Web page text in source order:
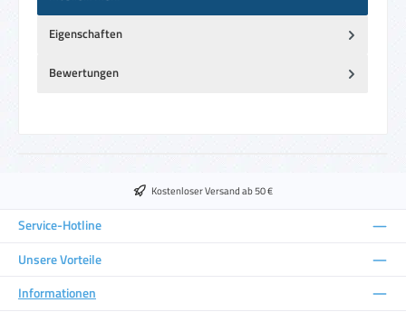
Eigenschaften
Bewertungen
Kostenloser Versand ab 50 €
Service-Hotline
Unsere Vorteile
Informationen